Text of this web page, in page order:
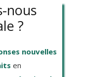
nous
?
nouvelles
en